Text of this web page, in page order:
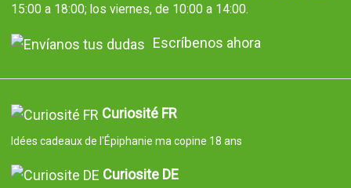
15:00 a 18:00; los viernes, de 10:00 a 14:00.
Escríbenos ahora
Curiosité FR
Idées cadeaux de l'Épiphanie ma copine 18 ans
Curiosite DE